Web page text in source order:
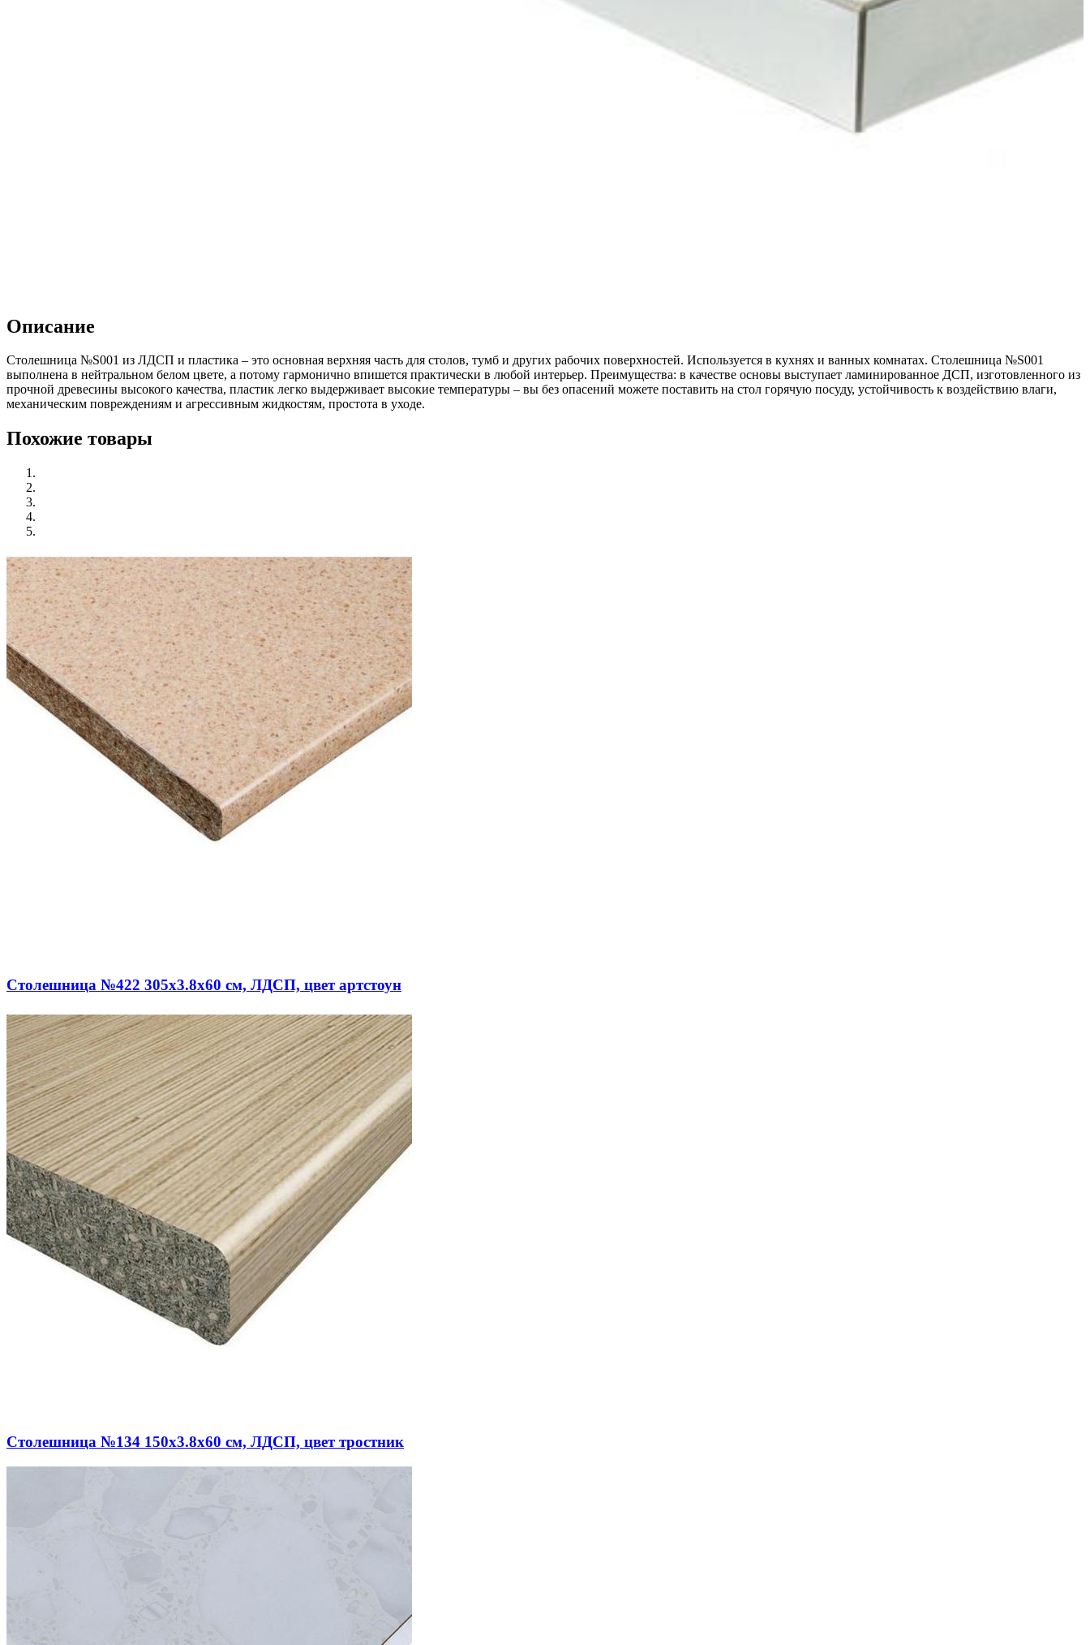
Описание
Столешница №S001 из ЛДСП и пластика – это основная верхняя часть для столов, тумб и других рабочих поверхностей. Используется в кухнях и ванных комнатах. Столешница №S001
выполнена в нейтральном белом цвете, а потому гармонично впишется практически в любой интерьер. Преимущества: в качестве основы выступает ламинированное ДСП, изготовленного из
прочной древесины высокого качества, пластик легко выдерживает высокие температуры – вы без опасений можете поставить на стол горячую посуду, устойчивость к воздействию влаги,
механическим повреждениям и агрессивным жидкостям, простота в уходе.
Похожие товары
Столешница №422 305х3.8х60 см, ЛДСП, цвет артстоун
Столешница №134 150х3.8х60 см, ЛДСП, цвет тростник